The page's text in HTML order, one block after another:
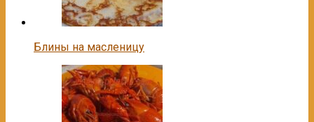
Блины на масленицу